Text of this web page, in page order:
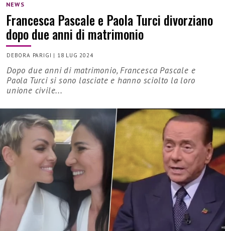
NEWS
Francesca Pascale e Paola Turci divorziano
dopo due anni di matrimonio
DEBORA PARIGI | 18 LUG 2024
Dopo due anni di matrimonio, Francesca Pascale e
Paola Turci si sono lasciate e hanno sciolto la loro
unione civile...